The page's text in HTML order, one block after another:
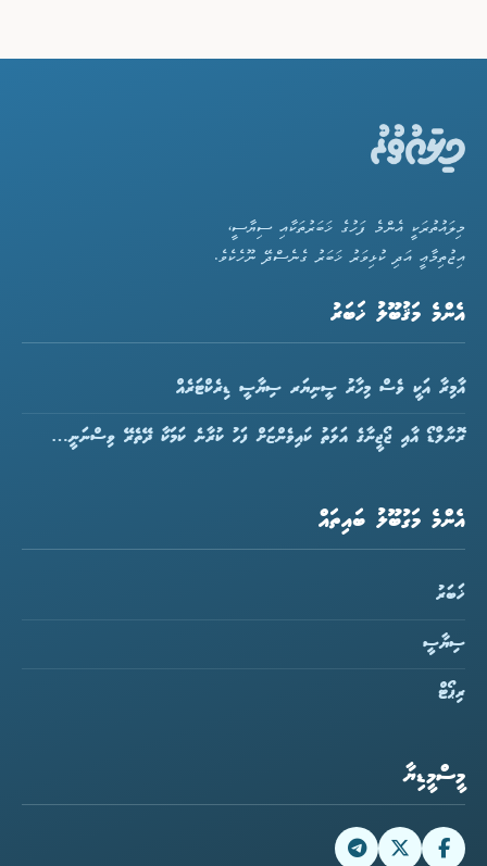
މިލައުތުރަކީ އެންމެ ފަހުގެ ޚަބަރުތަކާއި ސިޔާސީ،
އިޖުތިމާޢީ އަދި ކުޅިވަރު ޚަބަރު ގެނެސްދޭ ނޫހެކެވެ.
އެންމެ މަޤުބޫލު ޚަބަރު
އާމިރާ އަކީ ވެސް މިހާރު ސީނިޔަރ ސިޔާސީ ޑިރެކްޓަރެއް
ރޮނާލްޑޯ އާއި ޖޯޖީނާގެ އަލަތު ކައިވެންޏަށް ފަހު ކުރާނެ ކަމަކާ ދޭތެރޭ ވިސްނަނީ…
އެންމެ މަގުބޫލު ބައިތައް
ޚަބަރު
ސިޔާސީ
ރިޕޯޓް
މީސްމީޑިޔާ